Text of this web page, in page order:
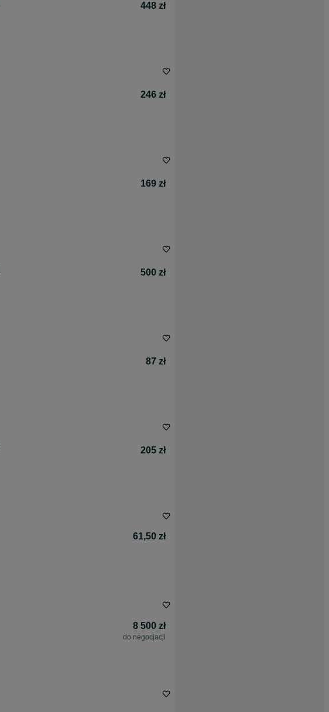
448 zł
246 zł
169 zł
500 zł
87 zł
205 zł
61,50 zł
8 500 zł
do negocjacji